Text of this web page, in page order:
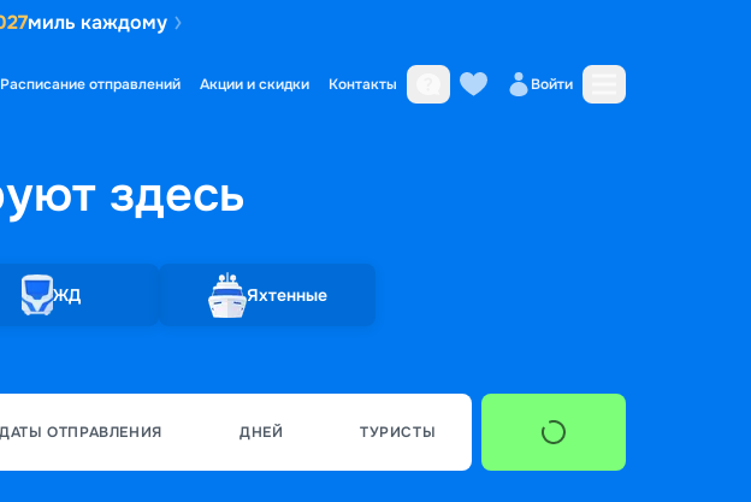
миль каждому
Расписание отправлений Акции и скидки Контакты Войти
здесь
ЖД Яхтенные
ДАТЫ ОТПРАВЛЕНИЯ ДНЕЙ ТУРИСТЫ